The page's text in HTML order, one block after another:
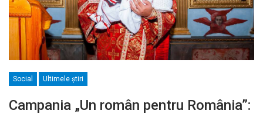
Social Ultimele ştiri
Campania „Un român pentru România”: